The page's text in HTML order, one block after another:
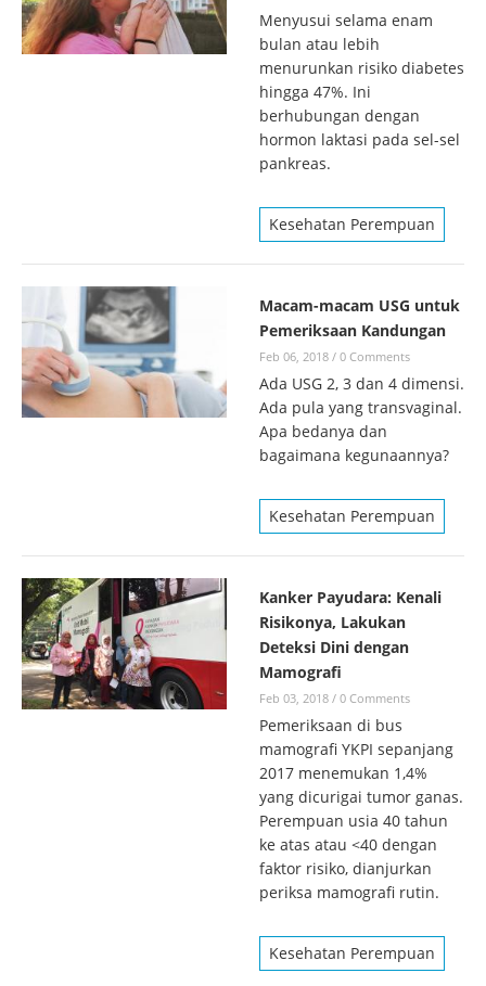
Menyusui selama enam
bulan atau lebih
menurunkan risiko diabetes
hingga 47%. Ini
berhubungan dengan
hormon laktasi pada sel-sel
pankreas.
Kesehatan Perempuan
Macam-macam USG untuk
Pemeriksaan Kandungan
Feb 06, 2018 / 0 Comments
Ada USG 2, 3 dan 4 dimensi.
Ada pula yang transvaginal.
Apa bedanya dan
bagaimana kegunaannya?
Kesehatan Perempuan
Kanker Payudara: Kenali
Risikonya, Lakukan
Deteksi Dini dengan
Mamografi
Feb 03, 2018 / 0 Comments
Pemeriksaan di bus
mamografi YKPI sepanjang
2017 menemukan 1,4%
yang dicurigai tumor ganas.
Perempuan usia 40 tahun
ke atas atau <40 dengan
faktor risiko, dianjurkan
periksa mamografi rutin.
Kesehatan Perempuan